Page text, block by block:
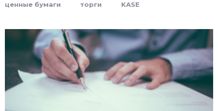
ценные бумаги торги KASE